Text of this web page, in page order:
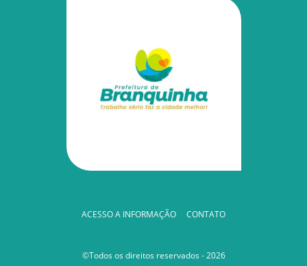
ACESSO A INFORMAÇÃO CONTATO
©Todos os direitos reservados - 2026